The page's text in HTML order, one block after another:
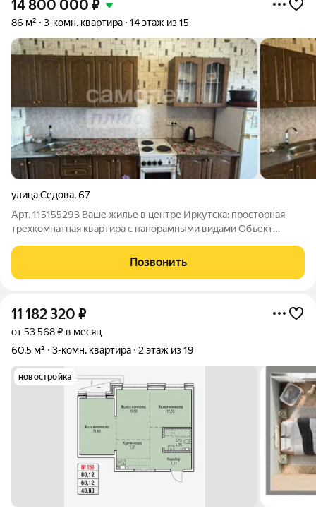
14 800 000 ₽
86 м² 3-комн. квартира 14 этаж из 15
улица Седова,67
Арт. 115155293 Ваше жилье в центре Иркутска: просторная
трехкомнатная квартира с панорамными видами Объект
комфортное и престижное жилье в самом сердце Иркутска?
Представляем вашему вниманию
Позвонить
11 182 320 ₽
от 53 568 ₽ в месяц
60,5 м²
3-комн. квартира 2 этаж из 19
новостройка